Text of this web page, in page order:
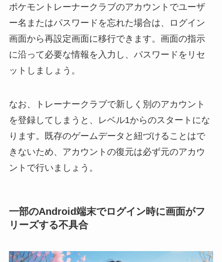
ポケモントレーナークラブのアカウントでユーザ
ー名またはパスワードを忘れた場合は、ログイン
画面から再設定画面に移行できます。画面の指示
に沿って必要な情報を入力し、パスワードをリセ
ットしましょう。
なお、トレーナークラブで新しく別のアカウント
を登録してしまうと、レベル1からのスタートにな
ります。既存のゲームデータと紐づけることはで
きないため、アカウントの復元は必ず元のアカウ
ントで行いましょう。
一部のAndroid端末でログイン時に画面がフ
リーズする不具合